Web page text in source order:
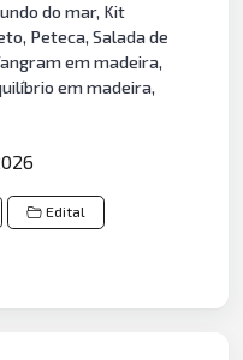
do mar, Kit
Peteca, Salada de
em madeira,
em madeira,
Edital